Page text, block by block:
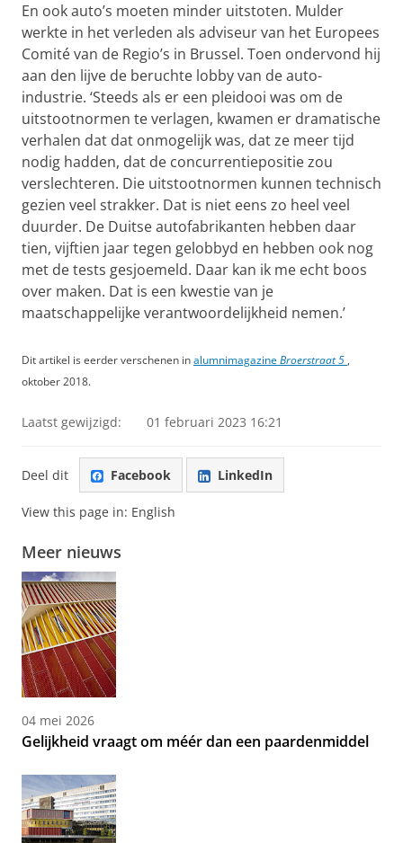
En ook auto’s moeten minder uitstoten. Mulder
werkte in het verleden als adviseur van het Europees
Comité van de Regio’s in Brussel. Toen ondervond hij
aan den lijve de beruchte lobby van de auto-
industrie. ‘Steeds als er een pleidooi was om de
uitstootnormen te verlagen, kwamen er dramatische
verhalen dat dat onmogelijk was, dat ze meer tijd
nodig hadden, dat de concurrentiepositie zou
verslechteren. Die uitstootnormen kunnen technisch
gezien veel strakker. Dat is niet eens zo heel veel
duurder. De Duitse autofabrikanten hebben daar
tien, vijftien jaar tegen gelobbyd en hebben ook nog
met de tests gesjoemeld. Daar kan ik me echt boos
over maken. Dat is een kwestie van je
maatschappelijke verantwoordelijkheid nemen.’
Dit artikel is eerder verschenen inalumnimagazineBroerstraat 5 ,
oktober 2018.
Laatst gewijzigd: 01 februari 2023 16:21
Deel dit Facebook LinkedIn
View this page in: English
Meer nieuws
04 mei 2026
Gelijkheid vraagt om méér dan een paardenmiddel